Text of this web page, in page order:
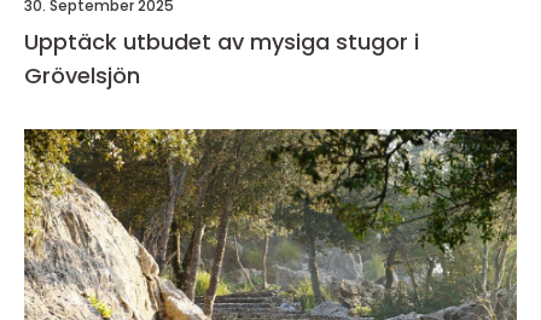
30. September 2025
Upptäck utbudet av mysiga stugor i
Grövelsjön